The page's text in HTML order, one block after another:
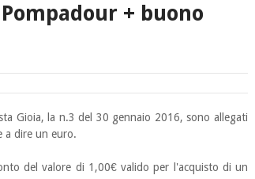
+ buono
Gioia, la n.3 del 30 gennaio 2016, sono allegati
a dire un euro.
del valore di 1,00€ valido per l'acquisto di un